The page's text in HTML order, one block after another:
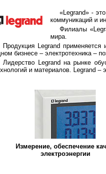
«Legrand» -
коммуникаций и
Филиалы
мира.
Продукция Legrand
бизнесе – электротехника –
Лидерство Legrand на рынке
и материалов. Legrand –
Измерение, обеспечение
электроэнергии